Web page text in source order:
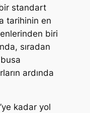
standart
tarihinin en
biri
sıradan
ardında
kadar yol